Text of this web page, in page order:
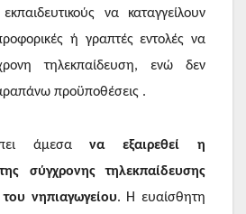
να καταγγείλουν
ή γραπτές εντολές να
τηλεκπαίδευση, ενώ δεν
προϋποθέσεις .
άμεσανα εξαιρεθεί η
σύγχρονης τηλεκπαίδευσης
νηπιαγωγείου. Η ευαίσθητη